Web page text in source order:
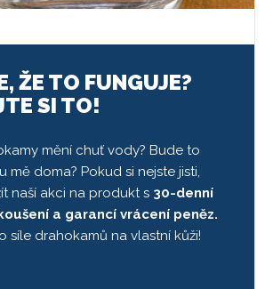
ŽE TO FUNGUJE?
SI TO!
mění chuť vody? Bude to
mě doma? Pokud si nejste jisti,
naší akci na produkt s 30-denní
a garancí vrácení peněz.
síle drahokamů na vlastní kůži!